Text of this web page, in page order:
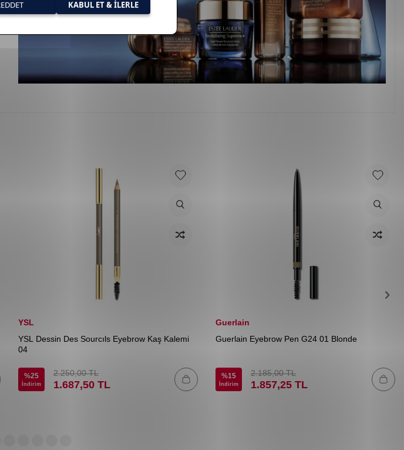
YSL
YSL Dessin Des Sourcıls Eyebrow Kaş Kalemi
04
%25
İndirim
2.250,00TL
1.687,50 TL
Guerlain
Guerlain Eyebrow Pen G24 01 Blonde
%15
İndirim
2.185,00TL
1.857,25 TL